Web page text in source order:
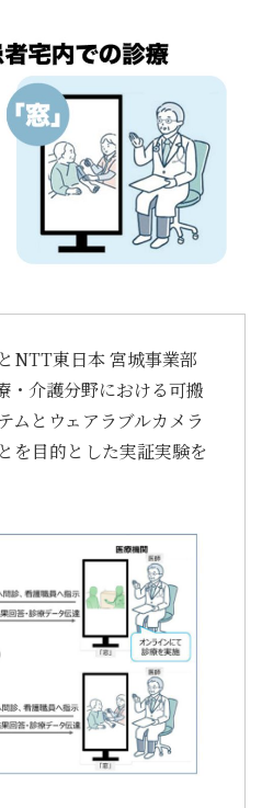
NTT東日本 宮城事業部
・介護分野における可搬
ムとウェアラブルカメラ
を目的とした実証実験を